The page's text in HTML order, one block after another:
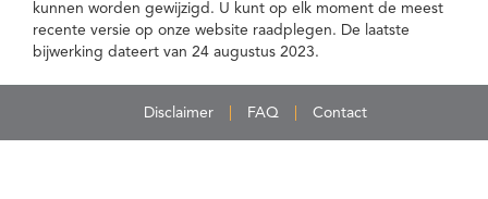
kunnen worden gewijzigd. U kunt op elk moment de meest
recente versie op onze website raadplegen. De laatste
bijwerking dateert van 24 augustus 2023.
Disclaimer FAQ Contact